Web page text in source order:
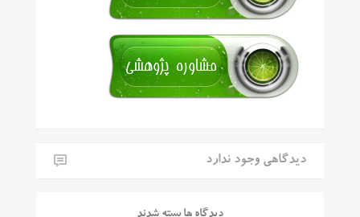
دیدگاهی وجود ندارد
دیدگاه ها بسته شدند